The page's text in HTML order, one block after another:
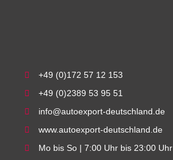
+49 (0)172 57 12 153
+49 (0)2389 53 95 51
info@autoexport-deutschland.de
www.autoexport-deutschland.de
Mo bis So | 7:00 Uhr bis 23:00 Uhr